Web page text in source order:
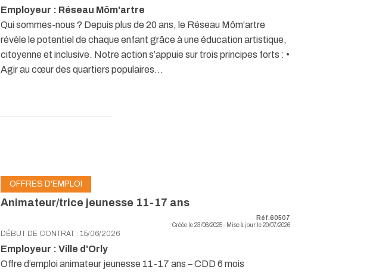
Employeur : Réseau Môm'artre
Qui sommes-nous ? Depuis plus de 20 ans, le Réseau Môm’artre
révèle le potentiel de chaque enfant grâce à une éducation artistique,
citoyenne et inclusive. Notre action s’appuie sur trois principes forts : •
Agir au cœur des quartiers populaires...
OFFRES D'EMPLOI
Animateur/trice jeunesse 11-17 ans
Réf.60507
Créée le 23/06/2025 - Mise à jour le 20/07/2026
DÉBUT DE CONTRAT : 15/06/2026
Employeur : Ville d'Orly
Offre d’emploi animateur jeunesse 11-17 ans – CDD 6 mois